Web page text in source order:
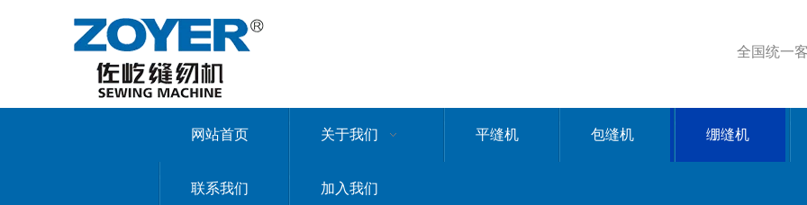
全国统一
网站首页 关于我们 平缝机 包缝机 绷缝机
联系我们 加入我们